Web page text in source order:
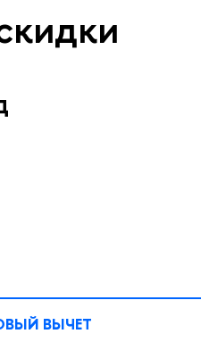
ВЫЧЕТ